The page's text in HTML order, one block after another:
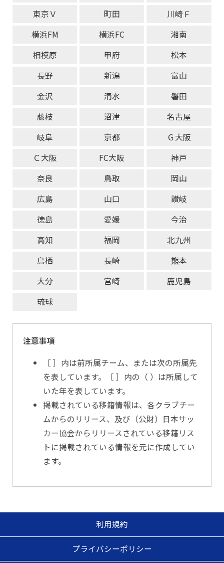
東京Ｖ
町田
川崎Ｆ
横浜FM
横浜FC
湘南
相模原
甲府
松本
長野
新潟
富山
金沢
清水
磐田
藤枝
沼津
名古屋
岐阜
京都
Ｇ大阪
Ｃ大阪
FC大阪
神戸
奈良
鳥取
岡山
広島
山口
讃岐
徳島
愛媛
今治
高知
福岡
北九州
鳥栖
長崎
熊本
大分
宮崎
鹿児島
琉球
注意事項
［ ］内は前所属チーム、または次の所属先
を表しています。［ ］内の（ ）は所属して
いた年を表しています。
掲載されている移籍情報は、各クラブチー
ムからのリリース、及び（公財）日本サッ
カー協会からリリースされている移籍リス
トに掲載されている情報を元に作成してい
ます。
利用規約
プライバシーポリシー